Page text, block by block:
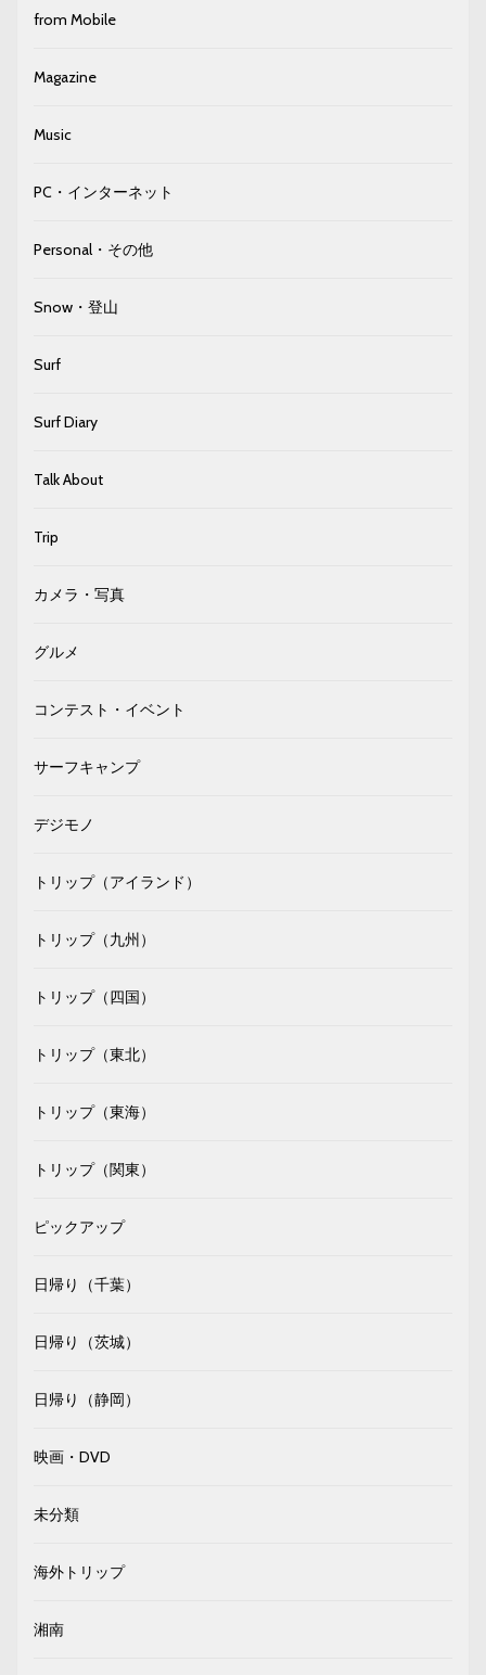
from Mobile
Magazine
Music
PC・インターネット
Personal・その他
Snow・登山
Surf
Surf Diary
Talk About
Trip
カメラ・写真
グルメ
コンテスト・イベント
サーフキャンプ
デジモノ
トリップ（アイランド）
トリップ（九州）
トリップ（四国）
トリップ（東北）
トリップ（東海）
トリップ（関東）
ピックアップ
日帰り（千葉）
日帰り（茨城）
日帰り（静岡）
映画・DVD
未分類
海外トリップ
湘南